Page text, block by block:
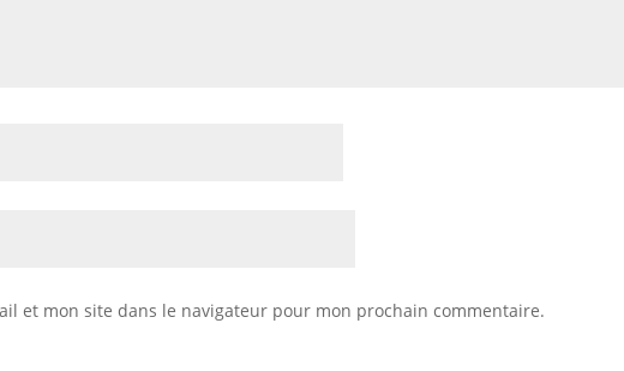
et mon site dans le navigateur pour mon prochain commentaire.